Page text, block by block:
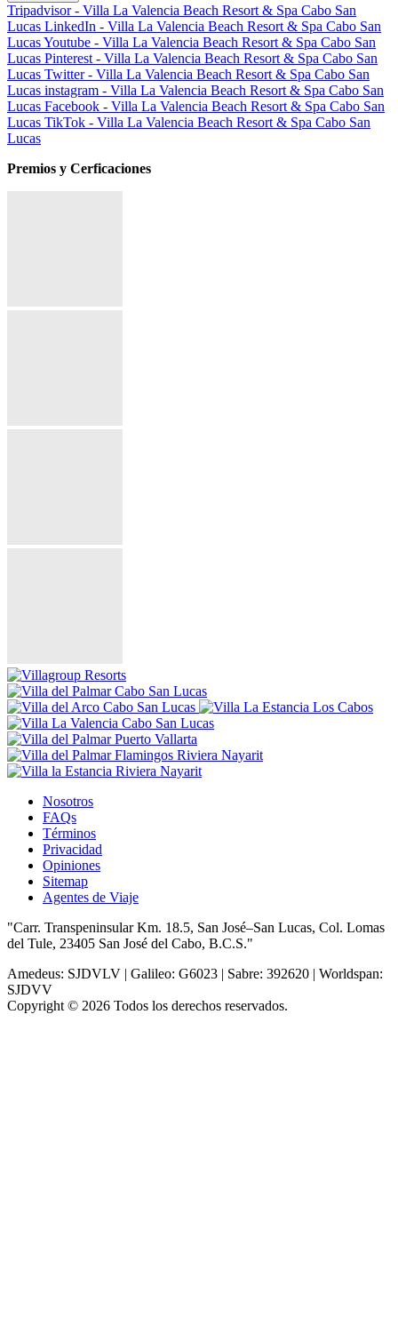
Tripadvisor - Villa La Valencia Beach Resort & Spa Cabo San
Lucas LinkedIn - Villa La Valencia Beach Resort & Spa Cabo San
LucasYoutube - Villa La Valencia Beach Resort & Spa Cabo San
Lucas Pinterest - Villa La Valencia Beach Resort & Spa Cabo San
Lucas Twitter - Villa La Valencia Beach Resort & Spa Cabo San
Lucas instagram - Villa La Valencia Beach Resort & Spa Cabo San
Lucas Facebook - Villa La Valencia Beach Resort & Spa Cabo San
Lucas TikTok - Villa La Valencia Beach Resort & Spa Cabo San
Lucas
Premios y Cerficaciones
Nosotros
FAQs
Términos
Privacidad
Opiniones
Sitemap
Agentes de Viaje
"Carr. Transpeninsular Km. 18.5, San José–San Lucas, Col. Lomas
del Tule, 23405 San José del Cabo, B.C.S."
Amedeus: SJDVLV | Galileo: G6023 | Sabre: 392620 | Worldspan:
SJDVV
Copyright © 2026 Todos los derechos reservados.